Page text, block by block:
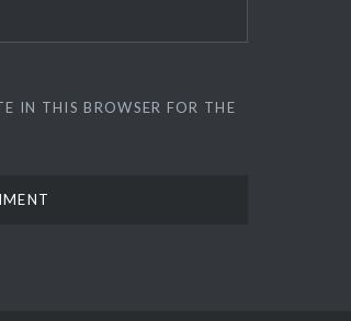
IN THIS BROWSER FOR THE